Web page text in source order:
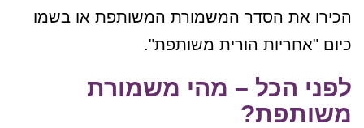
הכירו את הסדר המשמורת המשותפת או בשמו
כיום "אחריות הורית משותפת".
לפני הכל – מהי משמורת
משותפת?